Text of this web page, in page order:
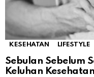
KESEHATAN LIFESTYLE
Sebulan Sebelum
Keluhan